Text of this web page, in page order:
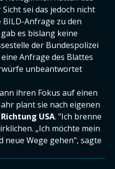
sei das jedoch nicht
BILD-Anfrage zu den
es bislang keine
der Bundespolizei
Anfrage des Blattes
unbeantwortet
ihren Fokus auf einen
plant sie nach eigenen
USA. "Ich brenne
„Ich möchte mein
neue Wege gehen", sagte